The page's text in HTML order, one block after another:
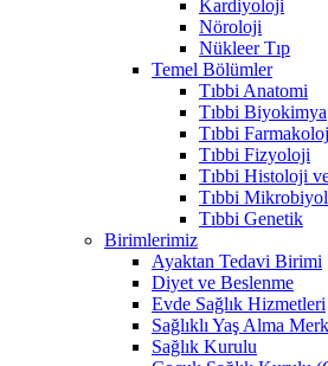
Kardiyoloji
Nöroloji
Nükleer Tıp
Temel Bölümler
Tıbbi Anatomi
Tıbbi Biyokimya
Tıbbi
Tıbbi Fizyoloji
Tıbbi Histoloji
Tıbbi
Tıbbi Genetik
Birimlerimiz
Ayaktan Tedavi Birimi
Diyet ve Beslenme
Evde Sağlık Hizmetleri
Sağlıklı Yaş Alma
Sağlık Kurulu